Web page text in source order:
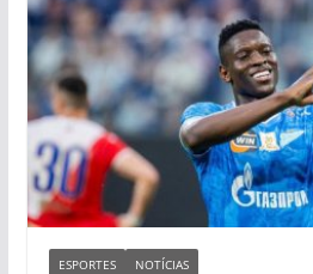
ESPORTES NOTÍCIAS